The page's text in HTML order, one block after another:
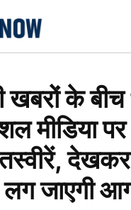
के बीच
मीडिया
तस्वीरें,
जाएगी